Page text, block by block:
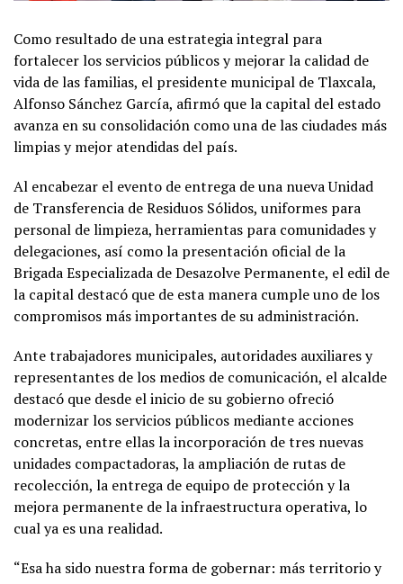
Como resultado de una estrategia integral para
fortalecer los servicios públicos y mejorar la calidad de
vida de las familias, el presidente municipal de Tlaxcala,
Alfonso Sánchez García, afirmó que la capital del estado
avanza en su consolidación como una de las ciudades más
limpias y mejor atendidas del país.
Al encabezar el evento de entrega de una nueva Unidad
de Transferencia de Residuos Sólidos, uniformes para
personal de limpieza, herramientas para comunidades y
delegaciones, así como la presentación oficial de la
Brigada Especializada de Desazolve Permanente, el edil de
la capital destacó que de esta manera cumple uno de los
compromisos más importantes de su administración.
Ante trabajadores municipales, autoridades auxiliares y
representantes de los medios de comunicación, el alcalde
destacó que desde el inicio de su gobierno ofreció
modernizar los servicios públicos mediante acciones
concretas, entre ellas la incorporación de tres nuevas
unidades compactadoras, la ampliación de rutas de
recolección, la entrega de equipo de protección y la
mejora permanente de la infraestructura operativa, lo
cual ya es una realidad.
“Esa ha sido nuestra forma de gobernar: más territorio y